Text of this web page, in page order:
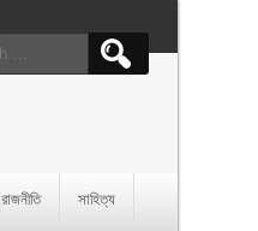
রাজনীতি সাহিত্য